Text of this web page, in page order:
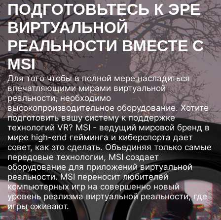
ПОДГОТОВЬТЕСЬ К ЭРЕ
ВИРТУАЛЬНОЙ
РЕАЛЬНОСТИ ВМЕСТЕ С
MSI
Для того чтобы в полной мере насладиться
впечатляющими мирами виртуальной
реальности, необходимо
высокопроизводительное оборудование. Хотите
подготовить вашу систему к поддержке
технологий VR? MSI - ведущий мировой бренд в
мире high-end гейминга и киберспорта дает
совет, как это сделать. Объединяя только самые
передовые технологии, MSI создает
оборудование для приложений виртуальной
реальности. MSI переносит любителей
компьютерных игр на совершенно новый
уровень реализма виртуальной реальности, где
игры оживают.